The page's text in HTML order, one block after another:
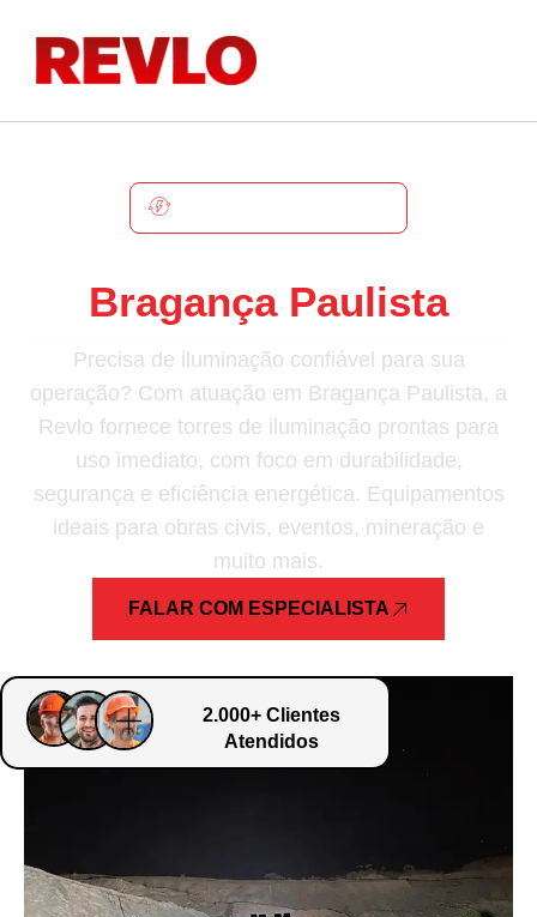
Bragança Paulista
Precisa de iluminação confiável para sua
operação? Com atuação em Bragança Paulista, a
Revlo fornece torres de iluminação prontas para
uso imediato, com foco em durabilidade,
segurança e eficiência energética. Equipamentos
ideais para obras civis, eventos, mineração e
muito mais.
FALAR COM ESPECIALISTA
2.000+ Clientes
Atendidos